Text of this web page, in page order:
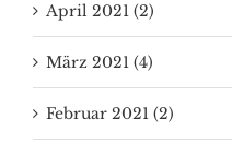
April 2021 (2)
März 2021 (4)
Februar 2021 (2)